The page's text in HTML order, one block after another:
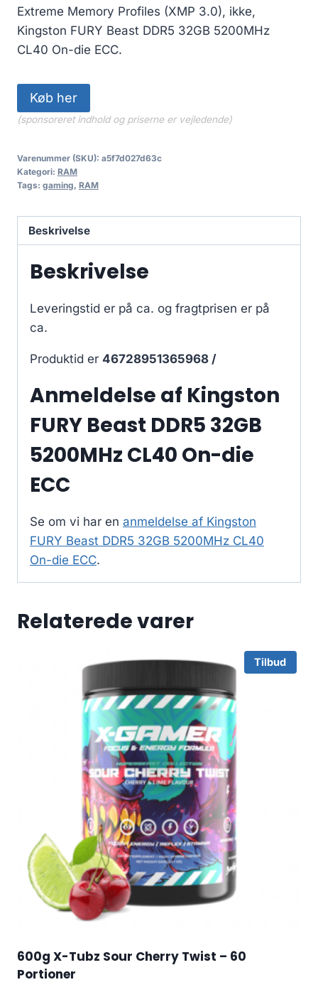
Extreme Memory Profiles (XMP 3.0), ikke,
Kingston FURY Beast DDR5 32GB 5200MHz
CL40 On-die ECC.
Køb her
(sponsoreret indhold og priserne er vejledende)
Varenummer (SKU): a5f7d027d63c
Kategori: RAM
Tags: gaming, RAM
Beskrivelse
Beskrivelse
Leveringstid er på ca. og fragtprisen er på
ca.
Produktid er 46728951365968 /
Anmeldelse af Kingston
FURY Beast DDR5 32GB
5200MHz CL40 On-die
ECC
Se om vi har en anmeldelse af Kingston
FURY Beast DDR5 32GB 5200MHz CL40
On-die ECC.
Relaterede varer
Tilbud
600g X-Tubz Sour Cherry Twist – 60
Portioner